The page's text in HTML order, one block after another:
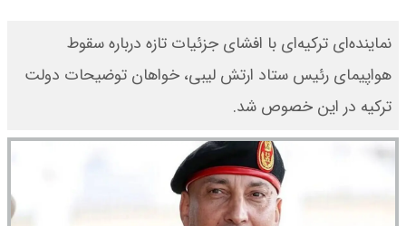
نماینده‌ای ترکیه‌ای با افشای جزئیات تازه درباره سقوط
هواپیمای رئیس ستاد ارتش لیبی، خواهان توضیحات دولت
ترکیه در این خصوص شد.